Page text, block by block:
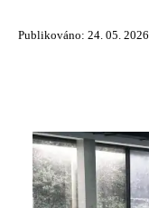
Publikováno: 24. 05. 2026